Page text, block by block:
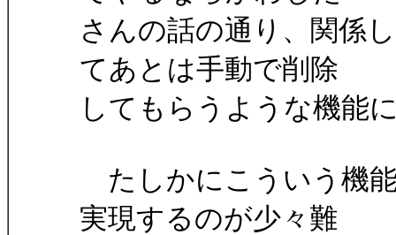
さんの話の通り、関係
てあとは手動で削除
してもらうような機能
たしかにこういう機
実現するのが少々難